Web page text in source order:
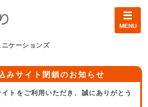
ケーションズ
MENU
みサイト閉鎖のお知らせ
トをご利用いただき、誠にありがとう